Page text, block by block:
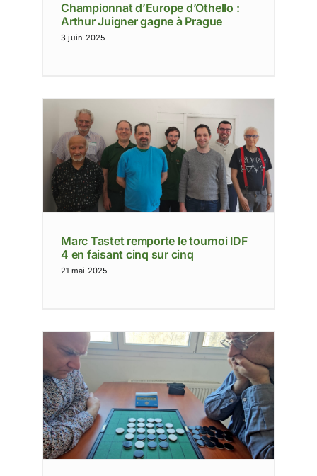
Championnat d’Europe d’Othello :
Arthur Juigner gagne à Prague
3 juin 2025
Marc Tastet remporte le tournoi IDF
4 en faisant cinq sur cinq
21 mai 2025